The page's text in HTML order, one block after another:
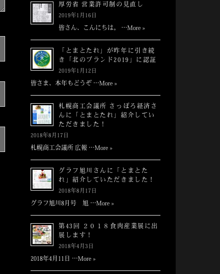
厚労省 営業許可制の見直し
2019年1月16日
皆さん、こんにちは。 …More »
「とまとたれ」が昨年に引き続
き「北のブランド2019」に認証
2019年1月12日
皆さま、本年もどうぞ …More »
札幌商工会議所 さっぽろ経済さ
んに「とまとたれ」紹介してい
ただきました！
2018年8月17日
札幌商工会議所 広報 …More »
グラフ旭川さんに「とまとた
れ」紹介していただきました！
2018年8月17日
グラフ旭川8月号 旭 …More »
第43回 ２０１８食肉産業展に出
展します！
2018年4月3日
2018年4月11日 …More »